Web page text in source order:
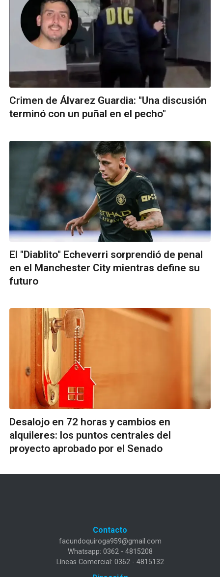
Crimen de Álvarez Guardia: "Una discusión
terminó con un puñal en el pecho"
El "Diablito" Echeverri sorprendió de penal
en el Manchester City mientras define su
futuro
Desalojo en 72 horas y cambios en
alquileres: los puntos centrales del
proyecto aprobado por el Senado
Contacto
facundoquiroga959@gmail.com
Whatsapp: 0362 - 4815208
Líneas Comercial: 0362 - 4815132